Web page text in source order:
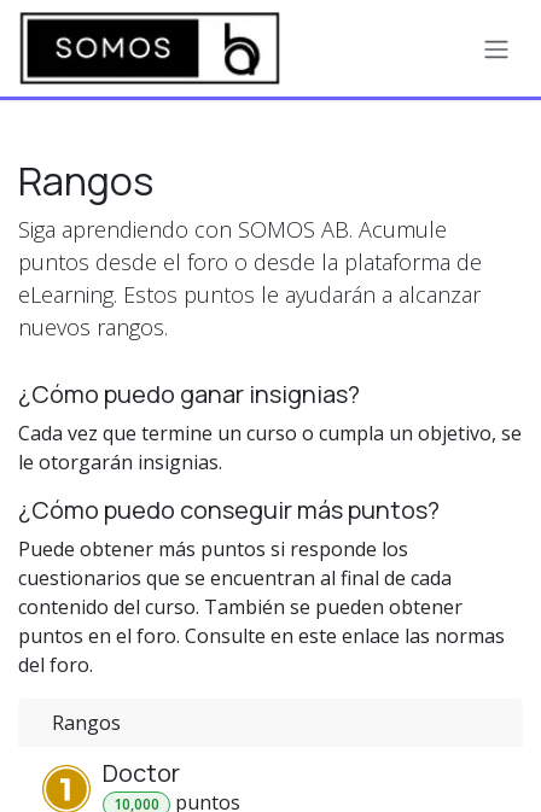
Ir al contenido
Rangos
Siga aprendiendo con SOMOS AB. Acumule
puntos desde el foro o desde la plataforma de
eLearning. Estos puntos le ayudarán a alcanzar
nuevos rangos.
¿Cómo puedo ganar insignias?
Cada vez que termine un curso o cumpla un objetivo, se
le otorgarán insignias.
¿Cómo puedo conseguir más puntos?
Puede obtener más puntos si responde los
cuestionarios que se encuentran al final de cada
contenido del curso. También se pueden obtener
puntos en el foro. Consulte en este enlace las normas
del foro.
Rangos
Doctor
10,000 puntos